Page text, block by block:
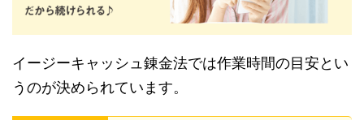
イージーキャッシュ錬金法では作業時間の目安とい
うのが決められています。